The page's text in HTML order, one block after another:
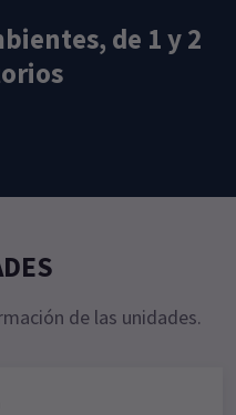
de 1 y 2
de las unidades.